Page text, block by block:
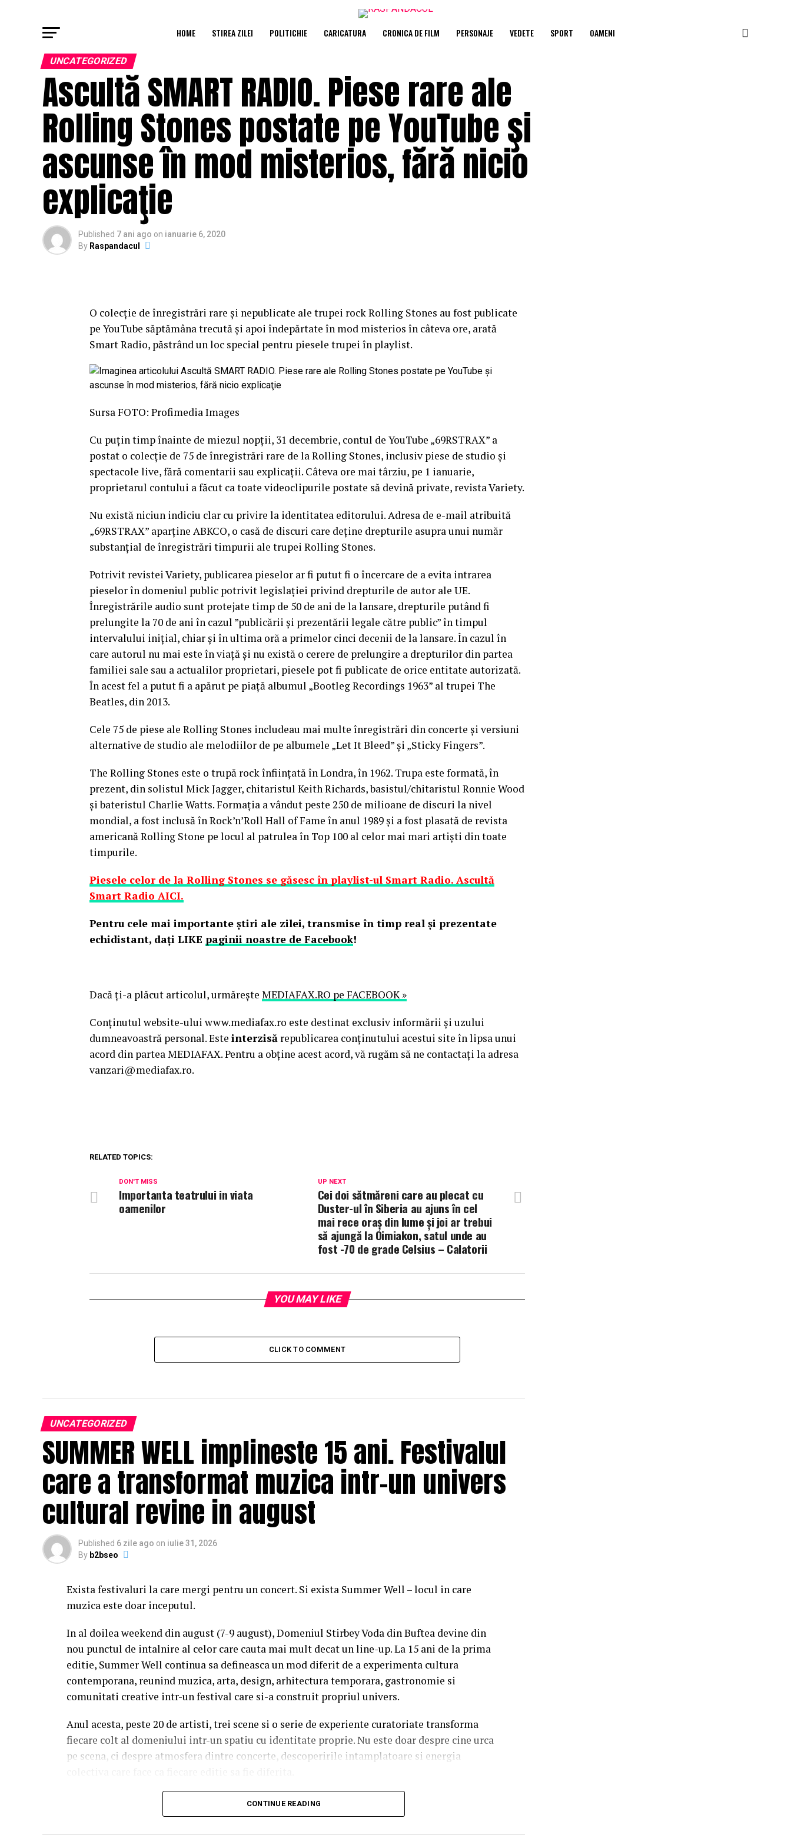
HOME STIREA ZILEI POLITICHIE CARICATURA CRONICA DE FILM PERSONAJE VEDETE SPORT OAMENI
UNCATEGORIZED
Ascultă SMART RADIO. Piese rare ale
Rolling Stones postate pe YouTube şi
ascunse în mod misterios, fără nicio
explicaţie
Published 7 ani ago on ianuarie 6, 2020
By Raspandacul
O colecţie de înregistrări rare şi nepublicate ale trupei rock Rolling Stones au fost publicate
pe YouTube săptămâna trecută şi apoi îndepărtate în mod misterios în câteva ore, arată
Smart Radio, păstrând un loc special pentru piesele trupei în playlist.
Sursa FOTO: Profimedia Images
Cu puţin timp înainte de miezul nopţii, 31 decembrie, contul de YouTube „69RSTRAX” a
postat o colecţie de 75 de înregistrări rare de la Rolling Stones, inclusiv piese de studio şi
spectacole live, fără comentarii sau explicaţii. Câteva ore mai târziu, pe 1 ianuarie,
proprietarul contului a făcut ca toate videoclipurile postate să devină private, revista Variety.
Nu există niciun indiciu clar cu privire la identitatea editorului. Adresa de e-mail atribuită
„69RSTRAX” aparţine ABKCO, o casă de discuri care deţine drepturile asupra unui număr
substanţial de înregistrări timpurii ale trupei Rolling Stones.
Potrivit revistei Variety, publicarea pieselor ar fi putut fi o încercare de a evita intrarea
pieselor în domeniul public potrivit legislaţiei privind drepturile de autor ale UE.
Înregistrările audio sunt protejate timp de 50 de ani de la lansare, drepturile putând fi
prelungite la 70 de ani în cazul ”publicării şi prezentării legale către public” în timpul
intervalului iniţial, chiar şi în ultima oră a primelor cinci decenii de la lansare. În cazul în
care autorul nu mai este în viaţă şi nu există o cerere de prelungire a drepturilor din partea
familiei sale sau a actualilor proprietari, piesele pot fi publicate de orice entitate autorizată.
În acest fel a putut fi a apărut pe piaţă albumul „Bootleg Recordings 1963” al trupei The
Beatles, din 2013.
Cele 75 de piese ale Rolling Stones includeau mai multe înregistrări din concerte şi versiuni
alternative de studio ale melodiilor de pe albumele „Let It Bleed” şi „Sticky Fingers”.
The Rolling Stones este o trupă rock înfiinţată în Londra, în 1962. Trupa este formată, în
prezent, din solistul Mick Jagger, chitaristul Keith Richards, basistul/chitaristul Ronnie Wood
şi bateristul Charlie Watts. Formaţia a vândut peste 250 de milioane de discuri la nivel
mondial, a fost inclusă în Rock’n’Roll Hall of Fame în anul 1989 şi a fost plasată de revista
americană Rolling Stone pe locul al patrulea în Top 100 al celor mai mari artişti din toate
timpurile.
Piesele celor de la Rolling Stones se găsesc în playlist-ul Smart Radio. Ascultă
Smart Radio AICI.
Pentru cele mai importante ştiri ale zilei, transmise în timp real şi prezentate
echidistant, daţi LIKE paginii noastre de Facebook!
Dacă ţi-a plăcut articolul, urmăreşte MEDIAFAX.RO pe FACEBOOK »
Conținutul website-ului www.mediafax.ro este destinat exclusiv informării și uzului
dumneavoastră personal. Este interzisă republicarea conținutului acestui site în lipsa unui
acord din partea MEDIAFAX. Pentru a obține acest acord, vă rugăm să ne contactați la adresa
vanzari@mediafax.ro.
RELATED TOPICS:
UP NEXT
Cei doi sătmăreni care au plecat cu
Duster-ul în Siberia au ajuns în cel
mai rece oraș din lume și joi ar trebui
să ajungă la Oimiakon, satul unde au
fost -70 de grade Celsius – Calatorii
DON'T MISS
Importanta teatrului in viata
oamenilor
YOU MAY LIKE
CLICK TO COMMENT
UNCATEGORIZED
SUMMER WELL implineste 15 ani. Festivalul
care a transformat muzica intr-un univers
cultural revine in august
Published 6 zile ago on iulie 31, 2026
By b2bseo
Exista festivaluri la care mergi pentru un concert. Si exista Summer Well – locul in care
muzica este doar inceputul.
In al doilea weekend din august (7-9 august), Domeniul Stirbey Voda din Buftea devine din
nou punctul de intalnire al celor care cauta mai mult decat un line-up. La 15 ani de la prima
editie, Summer Well continua sa defineasca un mod diferit de a experimenta cultura
contemporana, reunind muzica, arta, design, arhitectura temporara, gastronomie si
comunitati creative intr-un festival care si-a construit propriul univers.
Anul acesta, peste 20 de artisti, trei scene si o serie de experiente curatoriate transforma
fiecare colt al domeniului intr-un spatiu cu identitate proprie. Nu este doar despre cine urca
pe scena, ci despre atmosfera dintre concerte, descoperirile intamplatoare si energia
Trei scene. Trei universuri. Un singur soundtrack al verii.
CONTINUE READING